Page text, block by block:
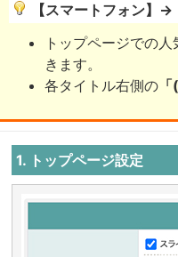
【スマートフォン】
トップページでの
きます。
各タイトル右側の
1. トップページ設定